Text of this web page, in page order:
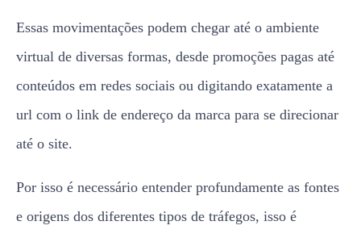
Essas movimentações podem chegar até o ambiente
virtual de diversas formas, desde promoções pagas até
conteúdos em redes sociais ou digitando exatamente a
url com o link de endereço da marca para se direcionar
até o site.
Por isso é necessário entender profundamente as fontes
e origens dos diferentes tipos de tráfegos, isso é